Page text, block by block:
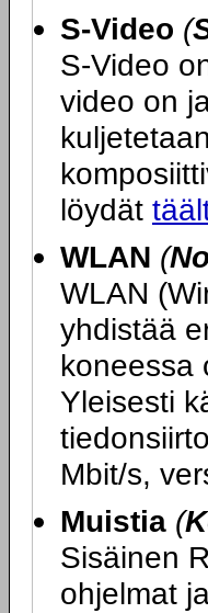
S-Video (
S-Video
video on
löydät
WLAN (
WLAN
yhdistää
koneessa
Yleisesti
Mbit/s,
Muistia (
Sisäinen
ohjelmat